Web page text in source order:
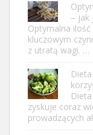
– jak
Optymalna
kluczowym
z utratą wagi. …
zyskuje coraz
prowadzących